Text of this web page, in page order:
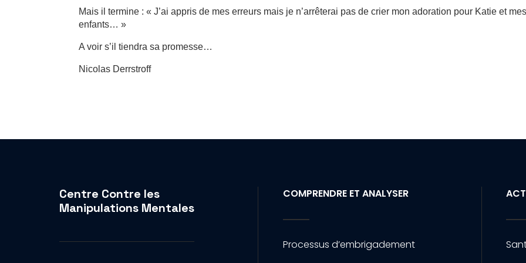
Mais il termine : « J’ai appris de mes erreurs mais je n’arrêterai pas de crier mon adoration pour Katie et mes
enfants… »
A voir s’il tiendra sa promesse…
Nicolas Derrstroff
Centre Contre les
Manipulations Mentales
COMPRENDRE ET ANALYSER
Processus d’embrigadement